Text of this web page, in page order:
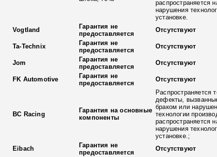
распространяется
нарушения
установке.
Vogtland
Гарантия не
предоставляется
Отсутствуют
Ta-Technix
Гарантия не
предоставляется
Отсутствуют
Jom
Гарантия не
предоставляется
Отсутствуют
FK Automotive
Гарантия не
предоставляется
Отсутствуют
BC Racing
Гарантия на основные
компоненты
Распространяется
дефекты,
браком или
технологии
распространяется
нарушения
установке.;
Eibach
Гарантия не
предоставляется
Отсутствуют